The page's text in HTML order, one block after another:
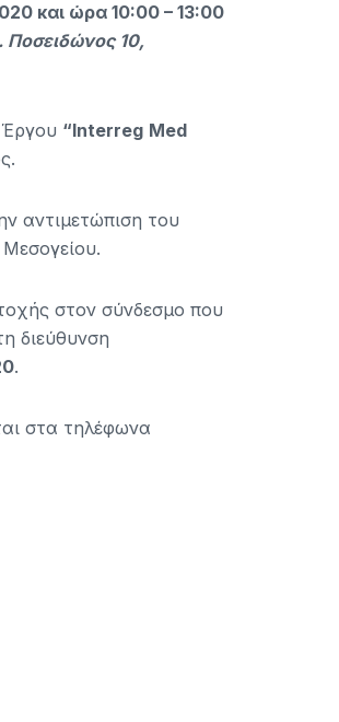
και ώρα 10:00 – 13:00
10,
Έργου “Interreg Med
αντιμετώπιση του
στον σύνδεσμο που
διεύθυνση
.
στα τηλέφωνα